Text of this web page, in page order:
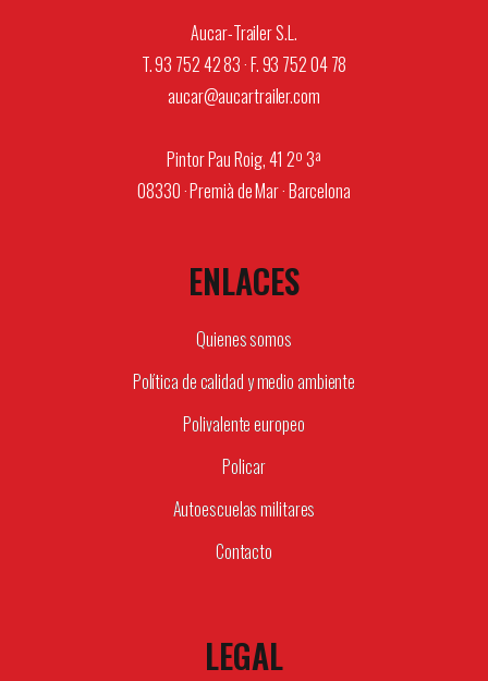
Aucar-Trailer S.L.
T. 93 752 42 83 · F. 93 752 04 78
aucar@aucartrailer.com
Pintor Pau Roig, 41 2º 3ª
08330 · Premià de Mar · Barcelona
ENLACES
Quienes somos
Política de calidad y medio ambiente
Polivalente europeo
Policar
Autoescuelas militares
Contacto
LEGAL